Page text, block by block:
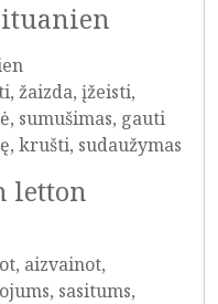
žaizda, įžeisti,
sumušimas, gauti
krušti, sudaužymas
letton
aizvainot,
sasitums,